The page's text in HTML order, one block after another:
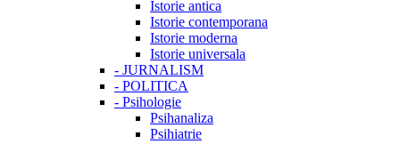
Istorie antica
Istorie contemporana
Istorie moderna
Istorie universala
- JURNALISM
- POLITICA
- Psihologie
Psihanaliza
Psihiatrie